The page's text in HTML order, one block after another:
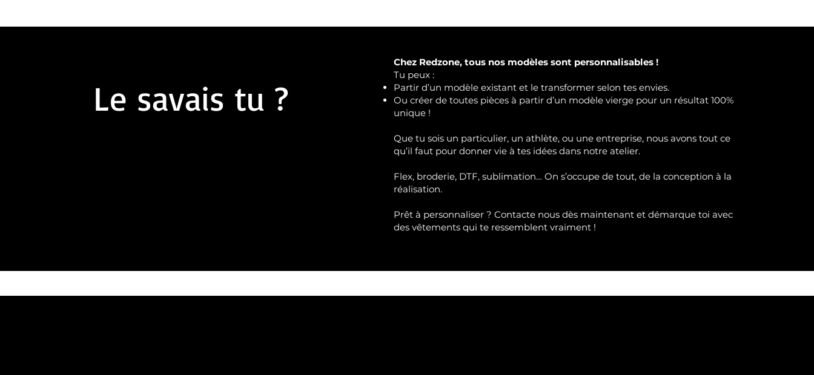
Le savais tu ?
Chez Redzone, tous nos modèles sont personnalisables !
Tu peux :
Partir d’un modèle existant et le transformer selon tes envies.
Ou créer de toutes pièces à partir d’un modèle vierge pour un résultat 100%
unique !
Que tu sois un particulier, un athlète, ou une entreprise, nous avons tout ce
qu’il faut pour donner vie à tes idées dans notre atelier.
Flex, broderie, DTF, sublimation… On s’occupe de tout, de la conception à la
réalisation.
Prêt à personnaliser ? Contacte nous dès maintenant et démarque toi avec
des vêtements qui te ressemblent vraiment !